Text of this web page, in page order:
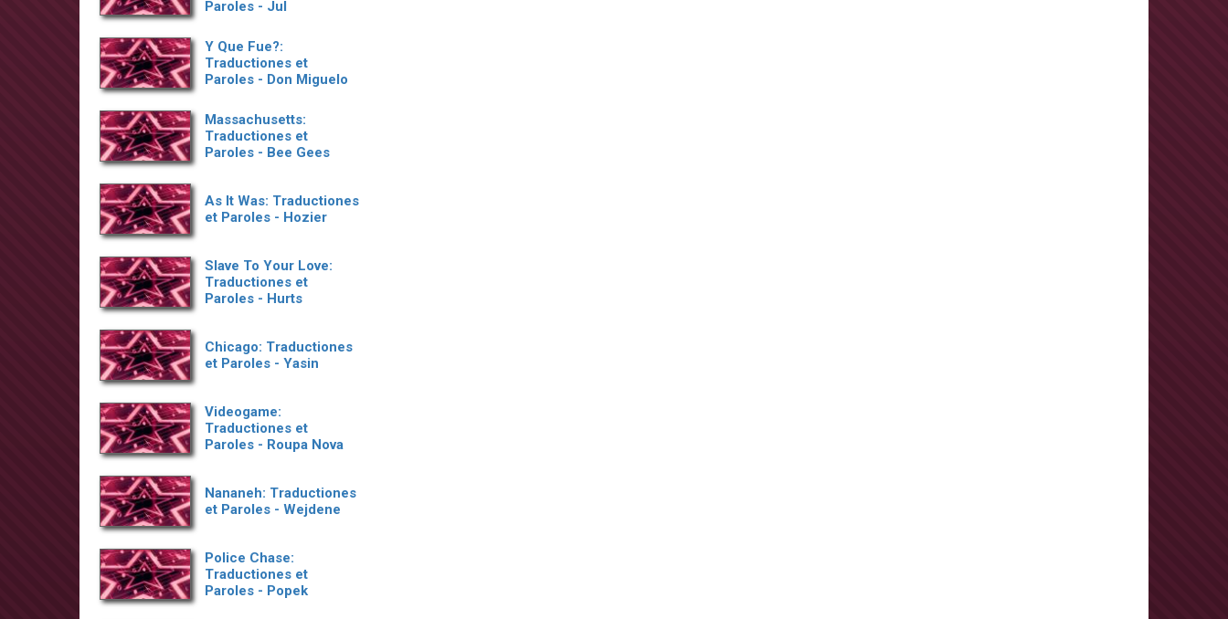
Paroles - Jul
Y Que Fue?:
Traductiones et
Paroles - Don Miguelo
Massachusetts:
Traductiones et
Paroles - Bee Gees
As It Was: Traductiones
et Paroles - Hozier
Slave To Your Love:
Traductiones et
Paroles - Hurts
Chicago: Traductiones
et Paroles - Yasin
Videogame:
Traductiones et
Paroles - Roupa Nova
Nananeh: Traductiones
et Paroles - Wejdene
Police Chase:
Traductiones et
Paroles - Popek